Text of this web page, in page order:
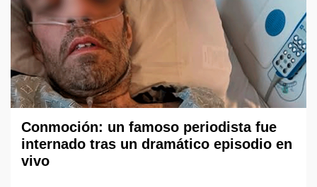
Conmoción: un famoso periodista fue
internado tras un dramático episodio en
vivo